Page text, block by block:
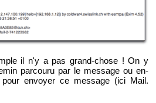
il n'y a pas grand-chose ! On y
par­couru par le mes­sage ou en­
pour en­voyer ce mes­sage (ici Mail.​